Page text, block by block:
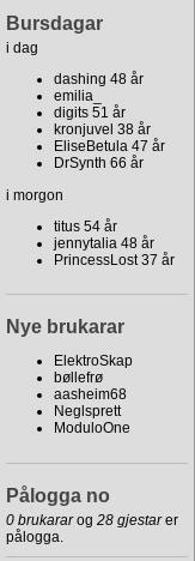
Bursdagar
i dag
dashing 48 år
emilia_
digits 51 år
kronjuvel 38 år
EliseBetula 47 år
DrSynth 66 år
i morgon
titus 54 år
jennytalia 48 år
PrincessLost 37 år
Nye brukarar
ElektroSkap
bøllefrø
aasheim68
Neglsprett
ModuloOne
Pålogga no
0 brukararog 28 gjestarer
pålogga.